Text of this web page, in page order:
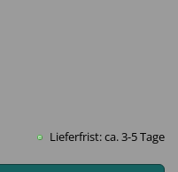
Lieferfrist: ca. 3-5 Tage